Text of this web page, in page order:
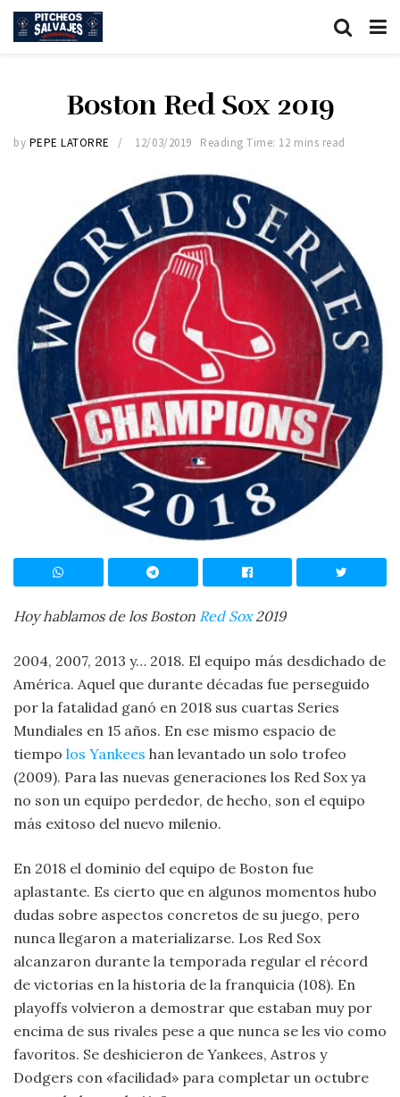
Boston Red Sox 2019
by PEPE LATORRE 12/03/2019 Reading Time: 12 mins read
Hoy hablamos de los Boston Red Sox2019
2004, 2007, 2013 y… 2018. El equipo más desdichado de
América. Aquel que durante décadas fue perseguido
por la fatalidad ganó en 2018 sus cuartas Series
Mundiales en 15 años. En ese mismo espacio de
tiempo los Yankees han levantado un solo trofeo
(2009). Para las nuevas generaciones los Red Sox ya
no son un equipo perdedor, de hecho, son el equipo
más exitoso del nuevo milenio.
En 2018 el dominio del equipo de Boston fue
aplastante. Es cierto que en algunos momentos hubo
dudas sobre aspectos concretos de su juego, pero
nunca llegaron a materializarse. Los Red Sox
alcanzaron durante la temporada regular el récord
de victorias en la historia de la franquicia (108). En
playoffs volvieron a demostrar que estaban muy por
encima de sus rivales pese a que nunca se les vio como
favoritos. Se deshicieron de Yankees, Astros y
Dodgers con «facilidad» para completar un octubre